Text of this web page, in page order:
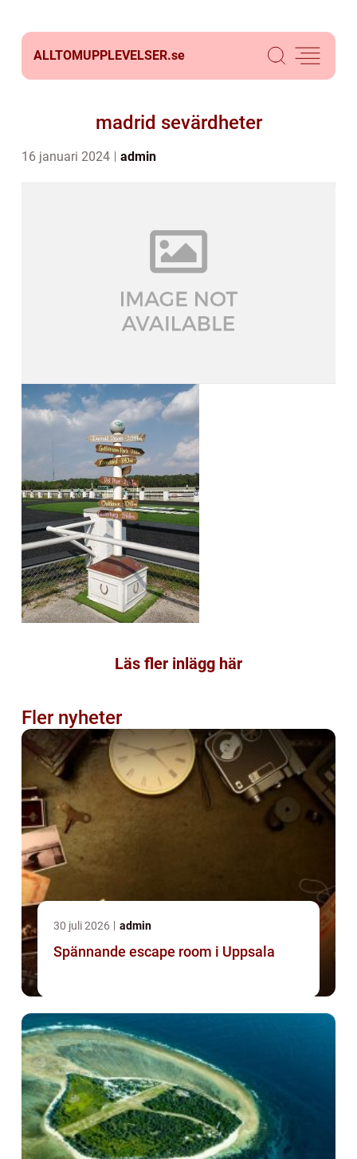
ALLTOMUPPLEVELSER.se
madrid sevärdheter
16 januari 2024 admin
Läs fler inlägg här
Fler nyheter
30 juli 2026 admin
Spännande escape room i Uppsala